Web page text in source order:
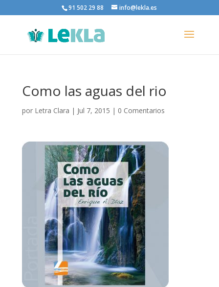
91 502 29 88 info@lekla.es
Como las aguas del rio
por Letra Clara | Jul 7, 2015 | 0 Comentarios